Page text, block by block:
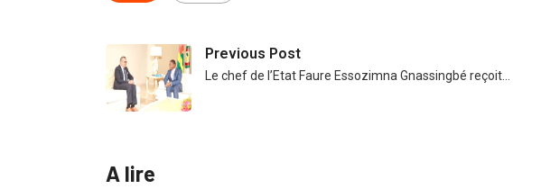
Previous Post
Le chef de l’Etat Faure Essozimna Gnassingbé reçoit…
A lire